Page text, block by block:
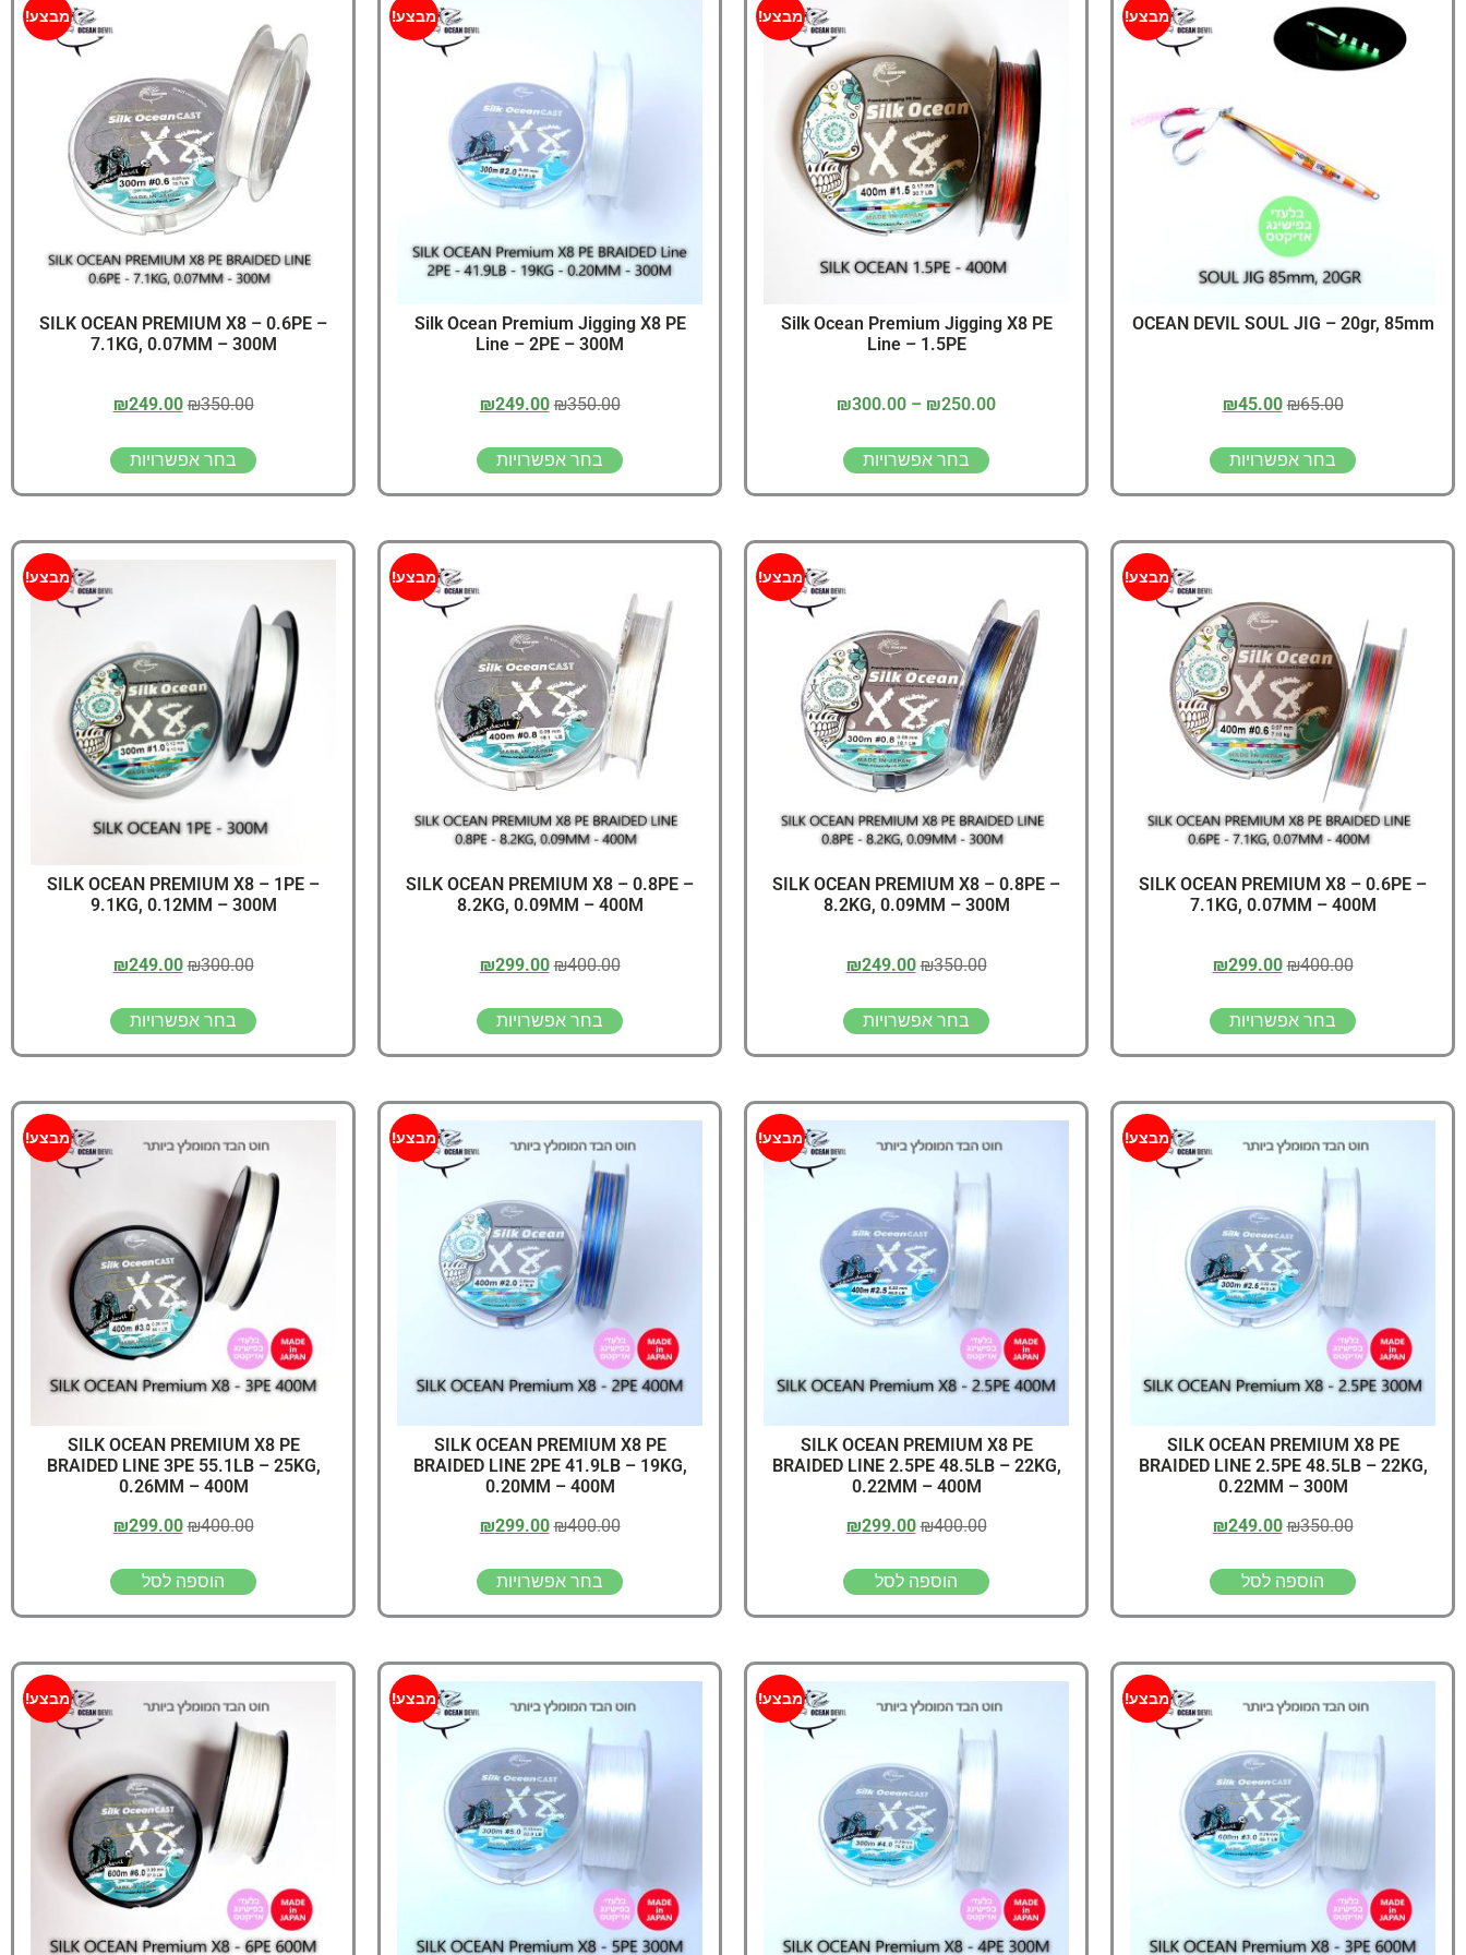
החנות שלי – ציוד מומלץ שווה להכנס!
סל קניות
תקנון אתר
מבצע!
OCEAN DEVIL SOUL JIG – 20gr, 85mm
₪65.00
₪45.00
בחר אפשרויות
מבצע!
Silk Ocean Premium Jigging X8 PE
Line – 1.5PE
₪250.00
–
₪300.00
בחר אפשרויות
מבצע!
Silk Ocean Premium Jigging X8 PE
Line – 2PE – 300M
₪350.00
₪249.00
בחר אפשרויות
מבצע!
SILK OCEAN PREMIUM X8 – 0.6PE –
7.1KG, 0.07MM – 300M
₪350.00
₪249.00
בחר אפשרויות
מבצע!
SILK OCEAN PREMIUM X8 – 0.6PE –
7.1KG, 0.07MM – 400M
₪400.00
₪299.00
בחר אפשרויות
מבצע!
SILK OCEAN PREMIUM X8 – 0.8PE –
8.2KG, 0.09MM – 300M
₪350.00
₪249.00
בחר אפשרויות
מבצע!
SILK OCEAN PREMIUM X8 – 0.8PE –
8.2KG, 0.09MM – 400M
₪400.00
₪299.00
בחר אפשרויות
מבצע!
SILK OCEAN PREMIUM X8 – 1PE –
9.1KG, 0.12MM – 300M
₪300.00
₪249.00
בחר אפשרויות
מבצע!
SILK OCEAN PREMIUM X8 PE
BRAIDED LINE 2.5PE 48.5LB – 22KG,
0.22MM – 300M
₪350.00
₪249.00
הוספה לסל
מבצע!
SILK OCEAN PREMIUM X8 PE
BRAIDED LINE 2.5PE 48.5LB – 22KG,
0.22MM – 400M
₪400.00
₪299.00
הוספה לסל
מבצע!
SILK OCEAN PREMIUM X8 PE
BRAIDED LINE 2PE 41.9LB – 19KG,
0.20MM – 400M
₪400.00
₪299.00
בחר אפשרויות
מבצע!
SILK OCEAN PREMIUM X8 PE
BRAIDED LINE 3PE 55.1LB – 25KG,
0.26MM – 400M
₪400.00
₪299.00
הוספה לסל
מבצע! מבצע! מבצע! מבצע!